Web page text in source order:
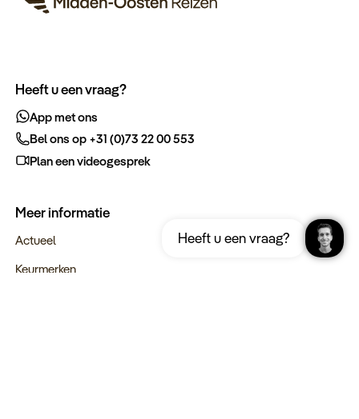
Jordanië
Download nu
Heeft u een vraag?
Heeft u een vraag?
App met ons
Bel ons op +31 (0)73 22 00 553
Plan een videogesprek
Meer informatie
Actueel
Keurmerken